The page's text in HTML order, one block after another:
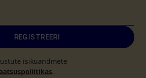
REGISTREERI
isikuandmete
.